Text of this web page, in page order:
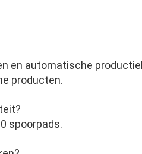
en automatische
producten.
spoorpads.